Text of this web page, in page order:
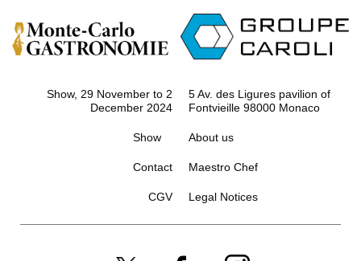
Show, 29 November to 2
December 2024
5 Av. des Ligures pavilion of
Fontvieille 98000 Monaco
Show
Contact
About us
Maestro Chef
CGV Legal Notices